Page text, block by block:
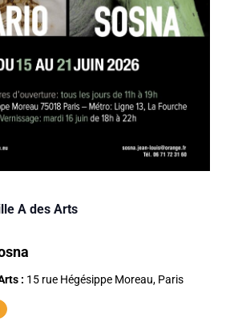
: 15 rue Hégésippe Moreau, Paris
A des Arts